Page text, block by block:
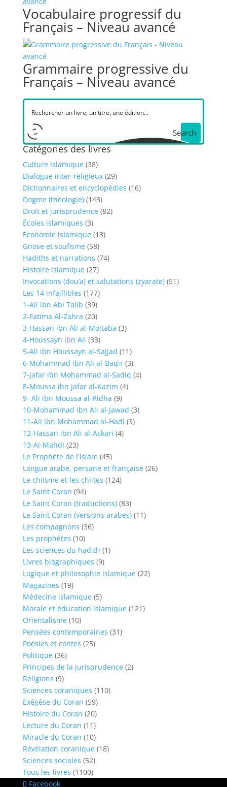
Vocabulaire progressif du
Français – Niveau avancé
Grammaire progressive du
Français – Niveau avancé
Search
Catégories des livres
Culture islamique (38)
Dialogue inter-religieux (29)
Dictionnaires et encyclopédies (16)
Dogme (théologie) (143)
Droit et jurisprudence (82)
Écoles islamiques (3)
Économie islamique (13)
Gnose et soufisme (58)
Hadiths et narrations (74)
Histoire islamique (27)
Invocations (dou’a) et salutations (zyarate) (51)
Les 14 infaillibles (177)
1-Ali ibn Abi Talib (39)
2-Fatima Al-Zahra (20)
3-Hassan ibn Ali al-Mojtaba (3)
4-Houssayn ibn Ali (33)
5-Ali ibn Houssayn al-Sajjad (11)
6-Mohammad ibn Ali al-Baqir (3)
7-Jafar ibn Mohammad al-Sadiq (4)
8-Moussa ibn Jafar al-Kazim (4)
9- Ali ibn Moussa al-Ridha (9)
10-Mohammad ibn Ali al-Jawad (3)
11-Ali ibn Mohammad al-Hadi (3)
12-Hassan ibn Ali al-Askari (4)
13-Al-Mahdi (23)
Le Prophète de l'islam (45)
Langue arabe, persane et française (26)
Le chiisme et les chiites (124)
Le Saint Coran (94)
Le Saint Coran (traductions) (83)
Le Saint Coran (versions arabes) (11)
Les compagnons (36)
Les prophètes (10)
Les sciences du hadith (1)
Livres biographiques (9)
Logique et philosophie islamique (22)
Magazines (19)
Médecine islamique (5)
Morale et éducation islamique (121)
Orientalisme (10)
Pensées contemporaines (31)
Poésies et contes (25)
Politique (36)
Principes de la jurisprudence (2)
Religions (9)
Sciences coraniques (110)
Exégèse du Coran (59)
Histoire du Coran (20)
Lecture du Coran (11)
Miracle du Coran (10)
Révélation coranique (18)
Sciences sociales (52)
Tous les livres (1100)
Facebook